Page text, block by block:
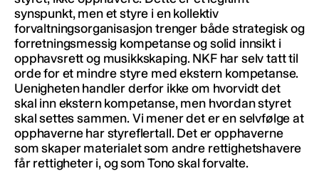
synspunkt, men et styre i en kollektiv
forvaltningsorganisasjon trenger både strategisk og
forretningsmessig kompetanse og solid innsikt i
opphavsrett og musikkskaping. NKF har selv tatt til
orde for et mindre styre med ekstern kompetanse.
Uenigheten handler derfor ikke om hvorvidt det
skal inn ekstern kompetanse, men hvordan styret
skal settes sammen. Vi mener det er en selvfølge at
opphaverne har styreflertall. Det er opphaverne
som skaper materialet som andre rettighetshavere
får rettigheter i, og som Tono skal forvalte.